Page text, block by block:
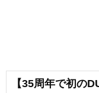
【35周年で初の